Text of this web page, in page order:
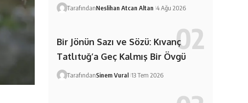
TarafındanNeslihan Atcan Altan 4 Ağu 2026
Bir Jönün Sazı ve Sözü: Kıvanç
Tatlıtuğ’a Geç Kalmış Bir Övgü
TarafındanSinem Vural 13 Tem 2026